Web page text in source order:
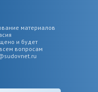
материалов
и будет
вопросам